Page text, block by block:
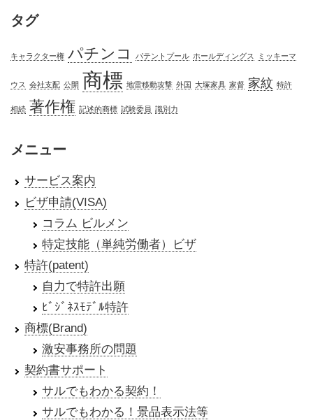
タグ
キャラクター権 パチンコ パテントプール ホールディングス ミッキーマ
ウス 会社支配 公開 商標 地雷移動攻撃 外国 大塚家具 家督 家紋 特許
相続 著作権 記述的商標 試験委員 識別力
メニュー
サービス案内
ビザ申請(VISA)
コラム ビルメン
特定技能（単純労働者）ビザ
特許(patent)
自力で特許出願
ﾋﾞｼﾞﾈｽﾓﾃﾞﾙ特許
商標(Brand)
激安事務所の問題
契約書サポート
サルでもわかる契約！
サルでもわかる！景品表示法等